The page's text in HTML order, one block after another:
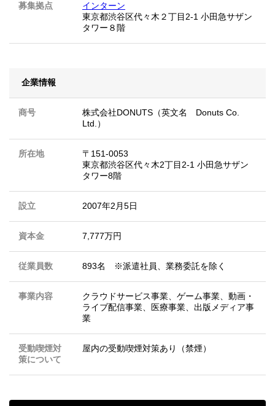
募集拠点
インターン
東京都渋谷区代々木２丁目2-1 小田急サザン
タワー８階
企業情報
商号
株式会社DONUTS（英文名 Donuts Co.
Ltd.）
所在地
〒151-0053
東京都渋谷区代々木2丁目2-1 小田急サザン
タワー8階
設立 2007年2月5日
資本金 7,777万円
従業員数 893名 ※派遣社員、業務委託を除く
事業内容
クラウドサービス事業、ゲーム事業、動画・
ライブ配信事業、医療事業、出版メディア事
業
受動喫煙対
策について
屋内の受動喫煙対策あり（禁煙）